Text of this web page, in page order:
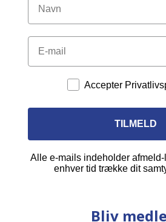
Accepter
TILMELD
Alle e-mails indeholder afmeld-
enhver tid trække dit
Bliv